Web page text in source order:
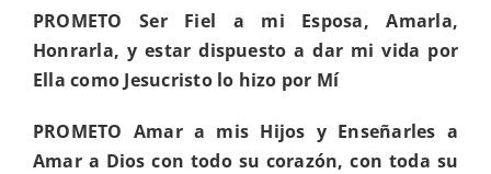
PROMETO
Ser Fiel a mi Esposa, Amarla,
Honrarla, y estar dispuesto a dar mi vida por
Ella como Jesucristo lo hizo por Mí
PROMETO Amar a mis Hijos y Enseñarles a
Amar a Dios con todo su corazón, con toda su